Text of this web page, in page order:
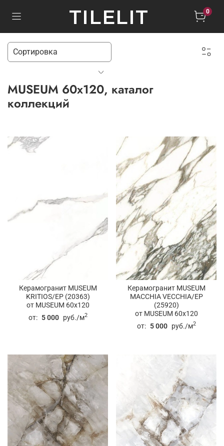
TILELIT 0
MUSEUM 60x120, каталог
коллекций
Керамогранит MUSEUM
KRITIOS/EP (20363)
от MUSEUM 60x120
от: 5 000 руб./м2
Керамогранит MUSEUM
MACCHIA VECCHIA/EP
(25920)
от MUSEUM 60x120
от: 5 000 руб./м2